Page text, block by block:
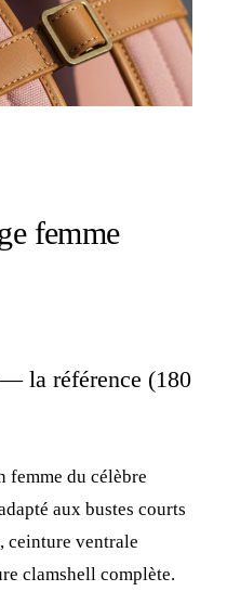
femme
la référence (180
femme du célèbre
aux bustes courts
ceinture ventrale
clamshell complète.